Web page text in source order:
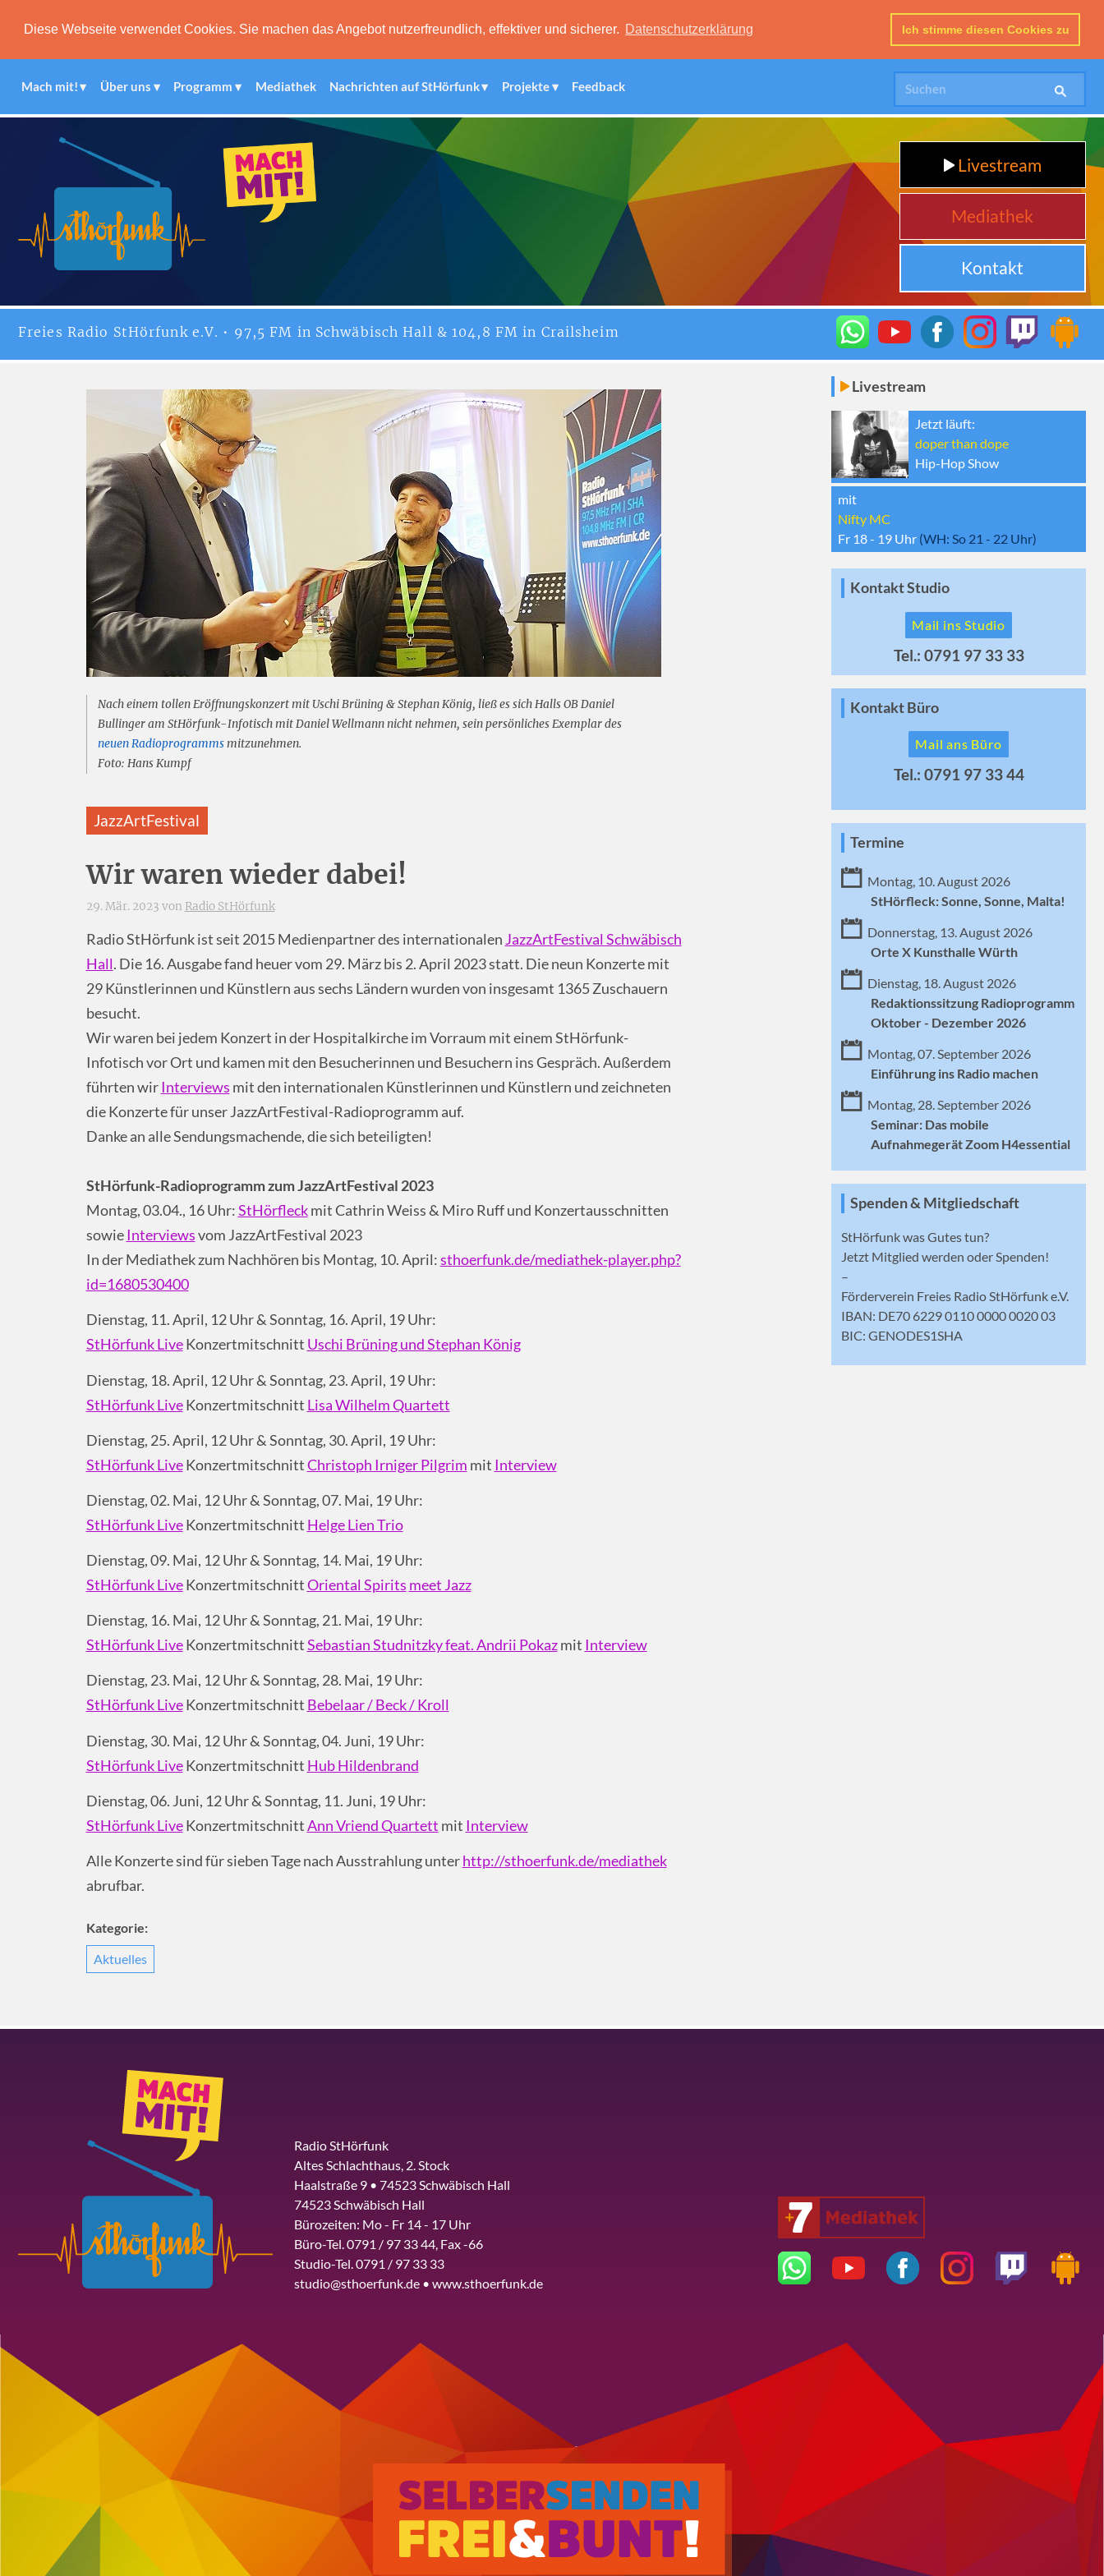
Diese Webseite verwendet Cookies. Sie machen das Angebot nutzerfreundlich, effektiver und sicherer. Datenschutzerklärung Ich stimme diesen Cookies zu
Mach mit! Über uns Programm Mediathek Nachrichten auf StHörfunk Projekte Feedback
Livestream
Mediathek
Kontakt
Freies Radio StHörfunke.V. • 97,5 FM in Schwäbisch Hall & 104,8 FM in Crailsheim
Nach einem tollen Eröffnungskonzert mit Uschi Brüning & Stephan König, ließ es sich Halls OB Daniel
Bullinger am StHörfunk-Infotisch mit Daniel Wellmann nicht nehmen, sein persönliches Exemplar des
neuen Radioprogrammsmitzunehmen.
Foto: Hans Kumpf
JazzArtFestival
Wir waren wieder dabei!
29. Mär. 2023 von Radio StHörfunk
Radio StHörfunk ist seit 2015 Medienpartner des internationalen JazzArtFestival Schwäbisch
Hall. Die 16. Ausgabe fand heuer vom 29. März bis 2. April 2023 statt. Die neun Konzerte mit
29 Künstlerinnen und Künstlern aus sechs Ländern wurden von insgesamt 1365 Zuschauern
besucht.
Wir waren bei jedem Konzert in der Hospitalkirche im Vorraum mit einem StHörfunk-
Infotisch vor Ort und kamen mit den Besucherinnen und Besuchern ins Gespräch. Außerdem
führten wirInterviews mit den internationalen Künstlerinnen und Künstlern und zeichneten
die Konzerte für unser JazzArtFestival-Radioprogramm auf.
Danke an alle Sendungsmachende, die sich beteiligten!
StHörfunk-Radioprogramm zum JazzArtFestival 2023
Montag, 03.04., 16 Uhr:StHörfleckmit Cathrin Weiss & Miro Ruff und Konzertausschnitten
sowieInterviewsvom JazzArtFestival 2023
In der Mediathek zum Nachhören bis Montag, 10. April:sthoerfunk.de/mediathek-player.php?
id=1680530400
Dienstag, 11. April, 12 Uhr & Sonntag, 16. April, 19 Uhr:
StHörfunk LiveKonzertmitschnitt Uschi Brüning und Stephan König
Dienstag, 18. April, 12 Uhr & Sonntag, 23. April, 19 Uhr:
StHörfunk LiveKonzertmitschnitt Lisa Wilhelm Quartett
Dienstag, 25. April, 12 Uhr & Sonntag, 30. April, 19 Uhr:
StHörfunk LiveKonzertmitschnittChristoph Irniger Pilgrim mit Interview
Dienstag, 02. Mai, 12 Uhr & Sonntag, 07. Mai, 19 Uhr:
StHörfunk LiveKonzertmitschnitt Helge Lien Trio
Dienstag, 09. Mai, 12 Uhr & Sonntag, 14. Mai, 19 Uhr:
StHörfunk LiveKonzertmitschnittOriental Spirits meet Jazz
Dienstag, 16. Mai, 12 Uhr & Sonntag, 21. Mai, 19 Uhr:
StHörfunk LiveKonzertmitschnittSebastian Studnitzky feat. Andrii Pokazmit Interview
Dienstag, 23. Mai, 12 Uhr & Sonntag, 28. Mai, 19 Uhr:
StHörfunk LiveKonzertmitschnitt Bebelaar / Beck / Kroll
Dienstag, 30. Mai, 12 Uhr & Sonntag, 04. Juni, 19 Uhr:
StHörfunk LiveKonzertmitschnitt Hub Hildenbrand
Dienstag, 06. Juni, 12 Uhr & Sonntag, 11. Juni, 19 Uhr:
StHörfunk LiveKonzertmitschnittAnn Vriend Quartett mit Interview
Alle Konzerte sind für sieben Tage nach Ausstrahlung unterhttp://sthoerfunk.de/mediathek
abrufbar.
Kategorie:
Aktuelles
Livestream
Jetzt läuft:
doper than dope
Hip-Hop Show
mit
Nifty MC
Fr 18 - 19 Uhr (WH: So 21 - 22 Uhr)
Kontakt Studio
Mail ins Studio
Tel.: 0791 97 33 33
Kontakt Büro
Mail ans Büro
Tel.: 0791 97 33 44
Termine
Montag, 10. August 2026
StHörfleck: Sonne, Sonne, Malta!
Donnerstag, 13. August 2026
Orte X Kunsthalle Würth
Dienstag, 18. August 2026
Redaktionssitzung Radioprogramm
Oktober - Dezember 2026
Montag, 07. September 2026
Einführung ins Radio machen
Montag, 28. September 2026
Seminar: Das mobile
Aufnahmegerät Zoom H4essential
Spenden & Mitgliedschaft
StHörfunk was Gutes tun?
Jetzt Mitglied werden oder Spenden!
–
Förderverein Freies Radio StHörfunk e.V.
IBAN: DE70 6229 0110 0000 0020 03
BIC: GENODES1SHA
Radio StHörfunk
Altes Schlachthaus, 2. Stock
Haalstraße 9 • 74523 Schwäbisch Hall
74523 Schwäbisch Hall
Bürozeiten: Mo - Fr 14 - 17 Uhr
Büro-Tel. 0791 / 97 33 44, Fax -66
Studio-Tel. 0791 / 97 33 33
studio@sthoerfunk.de • www.sthoerfunk.de